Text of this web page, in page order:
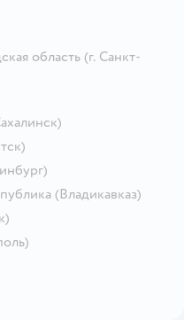
область (г. Санкт-
(Владикавказ)